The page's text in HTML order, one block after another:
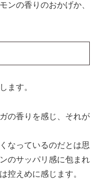
ンの香りのおかげか、
ます。
の香りを感じ、それが
なっているのだとは思
のサッパリ感に包まれ
控えめに感じます。